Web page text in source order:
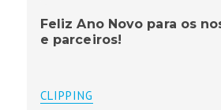
Feliz Ano Novo para os
e parceiros!
CLIPPING